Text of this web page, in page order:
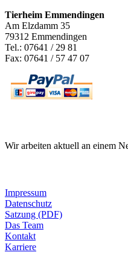
Tierheim Emmendingen
Am Elzdamm 35
79312 Emmendingen
Tel.: 07641 / 29 81
Fax: 07641 / 57 47 07
Wir arbeiten aktuell an einem
Impressum
Datenschutz
Satzung (PDF)
Das Team
Kontakt
Karriere